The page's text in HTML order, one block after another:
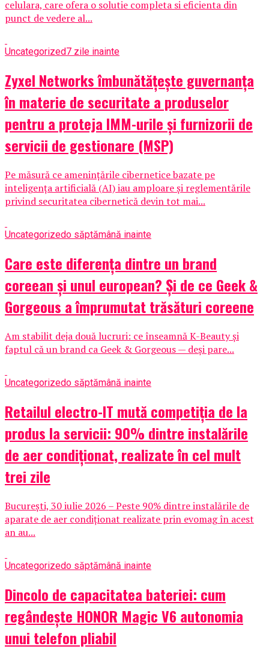
celulara, care ofera o solutie completa si eficienta din
punct de vedere al...
Uncategorized7 zile inainte
Zyxel Networks îmbunătățește guvernanța
în materie de securitate a produselor
pentru a proteja IMM-urile și furnizorii de
servicii de gestionare (MSP)
Pe măsură ce amenințările cibernetice bazate pe
inteligența artificială (AI) iau amploare și reglementările
privind securitatea cibernetică devin tot mai...
Uncategorizedo săptămână inainte
Care este diferența dintre un brand
coreean și unul european? Și de ce Geek &
Gorgeous a împrumutat trăsături coreene
Am stabilit deja două lucruri: ce înseamnă K-Beauty și
faptul că un brand ca Geek & Gorgeous — deși pare...
Uncategorizedo săptămână inainte
Retailul electro-IT mută competiția de la
produs la servicii: 90% dintre instalările
de aer condiționat, realizate în cel mult
trei zile
București, 30 iulie 2026 – Peste 90% dintre instalările de
aparate de aer condiționat realizate prin evomag în acest
an au...
Uncategorizedo săptămână inainte
Dincolo de capacitatea bateriei: cum
regândește HONOR Magic V6 autonomia
unui telefon pliabil